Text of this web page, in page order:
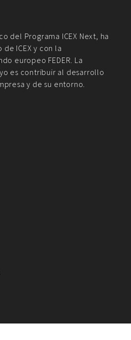
del Programa ICEX Next, ha
ICEX y con la
europeo FEDER. La
es contribuir al desarrollo
y de su entorno.